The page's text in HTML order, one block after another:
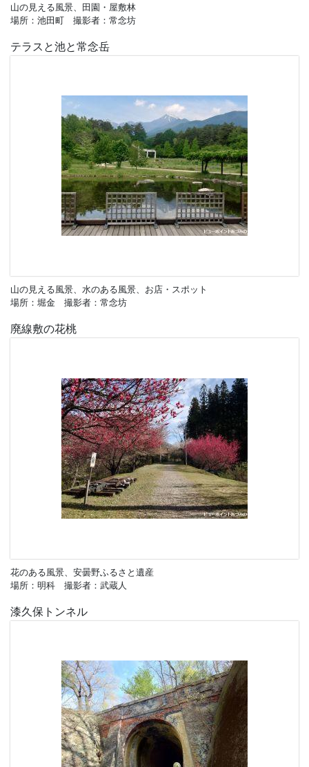
山の見える風景、田園・屋敷林
場所：池田町 撮影者：常念坊
テラスと池と常念岳
山の見える風景、水のある風景、お店・スポット
場所：堀金 撮影者：常念坊
廃線敷の花桃
花のある風景、安曇野ふるさと遺産
場所：明科 撮影者：武蔵人
漆久保トンネル